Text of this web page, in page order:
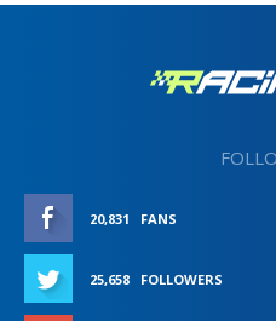
20,831 FANS
25,658 FOLLOWERS